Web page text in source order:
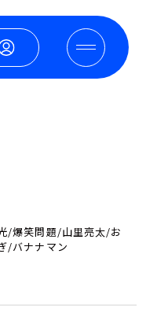
/爆笑問題/山里亮太/お
/バナナマン